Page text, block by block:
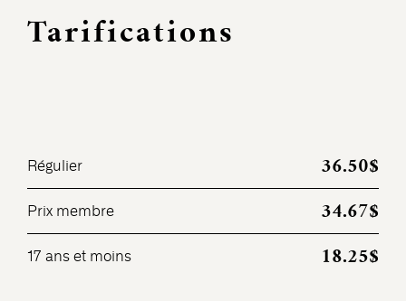
Tarifications
Régulier 36.50$
Prix membre 34.67$
17 ans et moins 18.25$